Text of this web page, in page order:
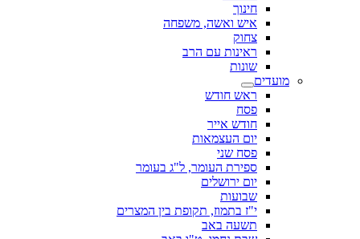
חינוך
איש ואשה, משפחה
צחוק
ראינות עם הרב
שונות
מועדים
ראש חודש
פסח
חודש אייר
יום העצמאות
פסח שני
ספירת העומר, ל"ג בעומר
יום ירושלים
שבועות
י"ז בתמוז, תקופת בין המצרים
תשעה באב